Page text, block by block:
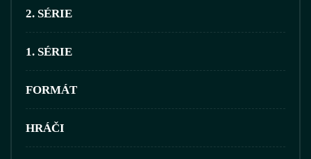
2. SÉRIE
1. SÉRIE
FORMÁT
HRÁČI